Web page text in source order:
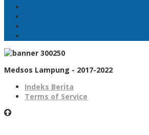
Medsos Lampung - 2017-2022
Indeks Berita
Terms of Service